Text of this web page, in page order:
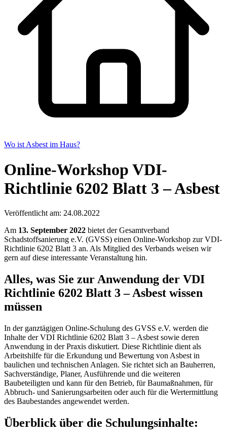
Wo ist Asbest im Haus?
Online-Workshop VDI-
Richtlinie 6202 Blatt 3 – Asbest
Veröffentlicht am: 24.08.2022
Am 13. September 2022 bietet der Gesamtverband
Schadstoffsanierung e.V. (GVSS) einen Online-Workshop zur VDI-
Richtlinie 6202 Blatt 3 an. Als Mitglied des Verbands weisen wir
gern auf diese interessante Veranstaltung hin.
Alles, was Sie zur Anwendung der VDI
Richtlinie 6202 Blatt 3 – Asbest wissen
müssen
In der ganztägigen Online-Schulung des GVSS e.V. werden die
Inhalte der VDI Richtlinie 6202 Blatt 3 – Asbest sowie deren
Anwendung in der Praxis diskutiert. Diese Richtlinie dient als
Arbeitshilfe für die Erkundung und Bewertung von Asbest in
baulichen und technischen Anlagen. Sie richtet sich an Bauherren,
Sachverständige, Planer, Ausführende und die weiteren
Baubeteiligten und kann für den Betrieb, für Baumaßnahmen, für
Abbruch- und Sanierungsarbeiten oder auch für die Wertermittlung
des Baubestandes angewendet werden.
Überblick über die Schulungsinhalte: